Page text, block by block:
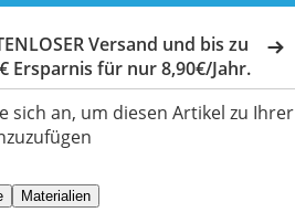
Versand und bis zu
Ersparnis für nur 8,90€/Jahr.
sich an, um diesen Artikel zu Ihrer
Materialien